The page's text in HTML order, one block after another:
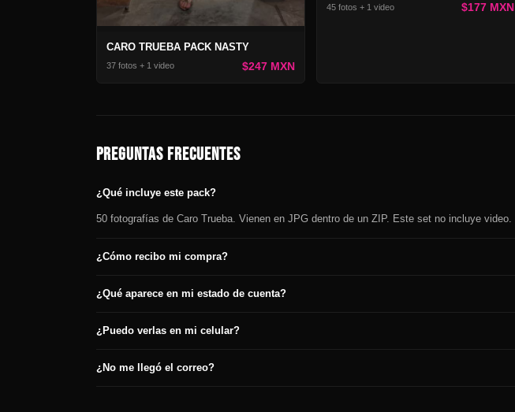
CARO TRUEBA PACK NASTY
37 fotos + 1 video $247 MXN
45 fotos + 1 video $177 MXN
PREGUNTAS FRECUENTES
¿Qué incluye este pack?
50 fotografías de Caro Trueba. Vienen en JPG dentro de un ZIP. Este set no incluye video.
¿Cómo recibo mi compra?
¿Qué aparece en mi estado de cuenta?
¿Puedo verlas en mi celular?
¿No me llegó el correo?